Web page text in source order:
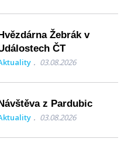
Hvězdárna Žebrák v
ČT
03.08.2026
Návštěva z Pardubic
03.08.2026